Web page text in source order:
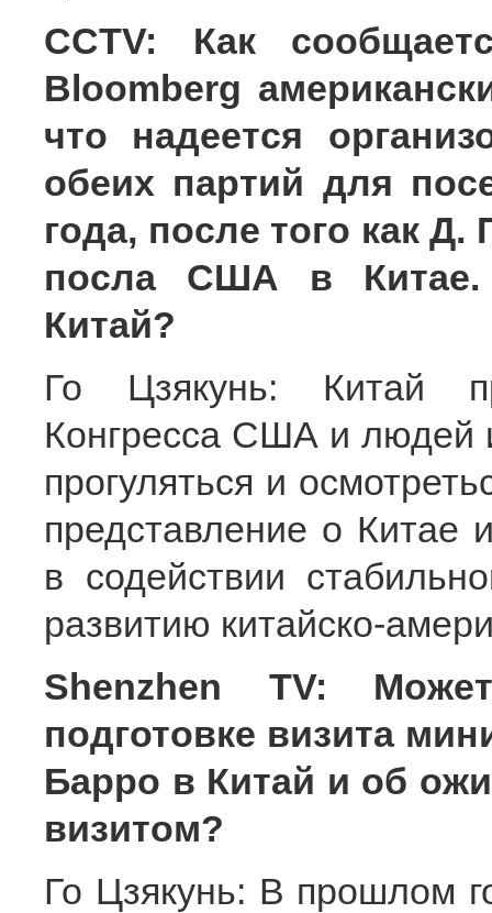
CCTV: Как
Bloomberg
что надеется
обеих партий для
года, после того как
посла США в Китае.
Китай?
Го Цзякунь: Китай
Конгресса США и людей
прогуляться и
представление о Китае
в содействии
развитию китайско-
Shenzhen TV:
подготовке визита
Барро в Китай и об
визитом?
Го Цзякунь: В прошлом